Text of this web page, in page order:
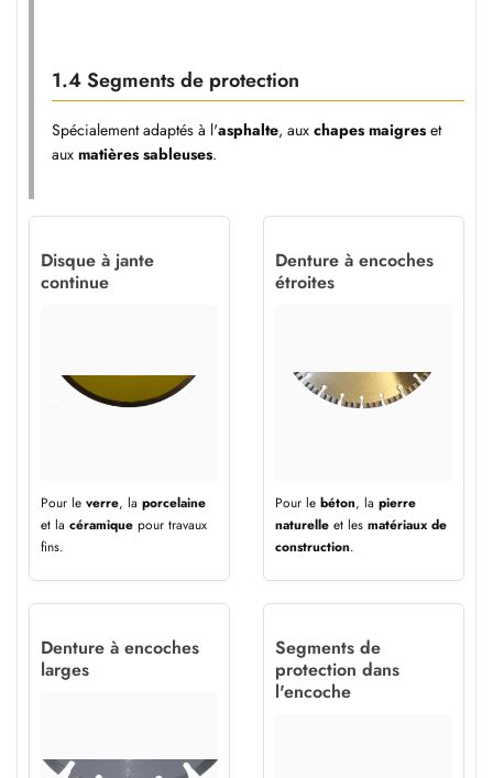
1.4 Segments de protection
Spécialement adaptés à l'asphalte, aux chapes maigres et
aux matières sableuses.
Disque à jante
continue
Pour le verre, la porcelaine
et la céramique pour travaux
fins.
Denture à encoches
étroites
Pour le béton, la pierre
naturelle et les matériaux de
construction.
Denture à encoches
larges
Segments de
protection dans
l'encoche